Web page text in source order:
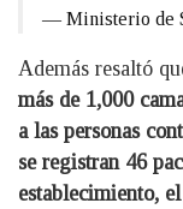
— Ministerio de
Además resaltó
más de 1,000
a las personas
se registran 46
establecimiento,